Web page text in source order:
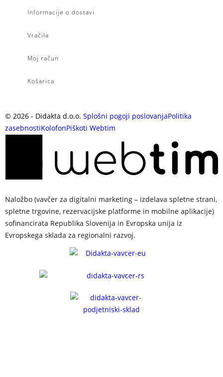
Informacije o dostavi
Vračila
Moj račun
Košarica
© 2026 - Didakta d.o.o. Splošni pogoji poslovanjaPolitika
zasebnostiKolofonPiškoti Webtim
Naložbo (vavčer za digitalni marketing – izdelava spletne strani,
spletne trgovine, rezervacijske platforme in mobilne aplikacije)
sofinancirata Republika Slovenija in Evropska unija iz
Evropskega sklada za regionalni razvoj.